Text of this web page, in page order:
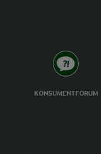
KONSUMENTFORUM